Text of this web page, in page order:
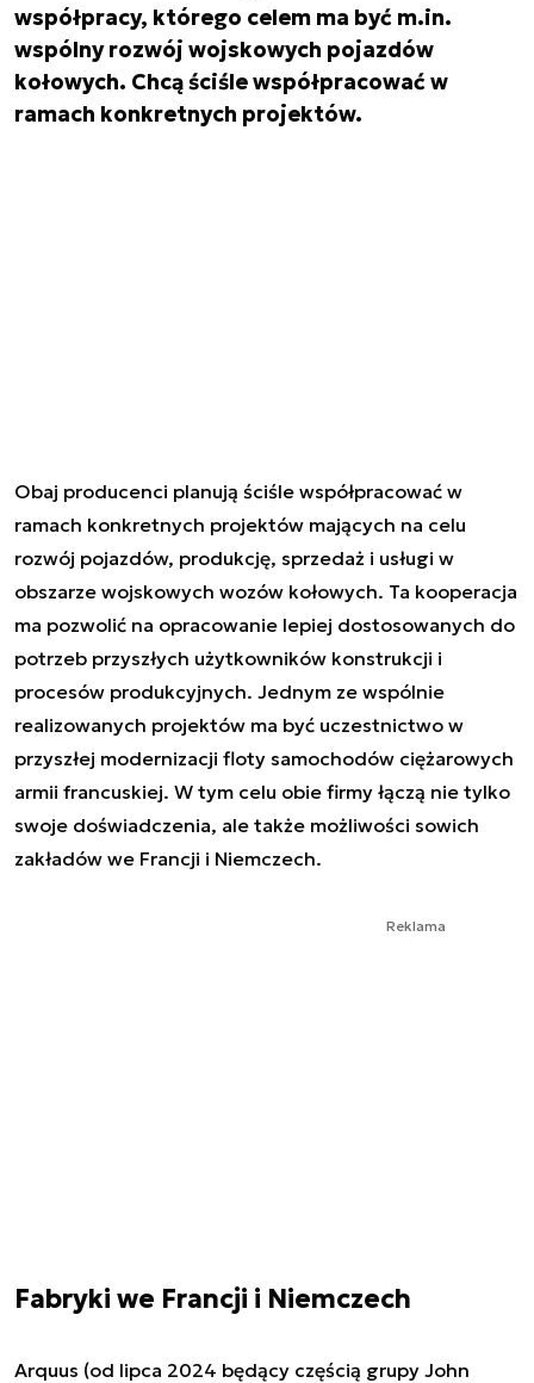
współpracy, którego celem ma być m.in.
wspólny rozwój wojskowych pojazdów
kołowych. Chcą ściśle współpracować w
ramach konkretnych projektów.
Obaj producenci planują ściśle współpracować w
ramach konkretnych projektów mających na celu
rozwój pojazdów, produkcję, sprzedaż i usługi w
obszarze wojskowych wozów kołowych. Ta kooperacja
ma pozwolić na opracowanie lepiej dostosowanych do
potrzeb przyszłych użytkowników konstrukcji i
procesów produkcyjnych. Jednym ze wspólnie
realizowanych projektów ma być uczestnictwo w
przyszłej modernizacji floty samochodów ciężarowych
armii francuskiej. W tym celu obie firmy łączą nie tylko
swoje doświadczenia, ale także możliwości sowich
zakładów we Francji i Niemczech.
Reklama
Fabryki we Francji i Niemczech
Arquus (od lipca 2024 będący częścią grupy John